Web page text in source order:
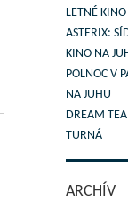
LETNÉ
ASTERIX:
KINO NA
POLNOC V
NA JUHU
DREAM
TURNÁ
ARCHÍV